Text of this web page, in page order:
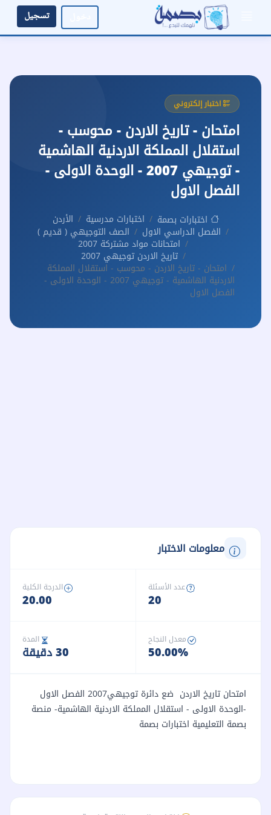
تسجيل
اختبار إلكتروني
امتحان - تاريخ الاردن - محوسب -
استقلال المملكة الاردنية الهاشمية
- توجيهي 2007 - الوحدة الاولى -
الفصل الاول
اختبارات بصمة اختبارات مدرسية
الأردن
الفصل الدراسي الاول
الصف التوجيهي ( قديم )
امتحانات مواد مشتركة 2007
تاريخ الاردن توجيهي 2007
امتحان - تاريخ الاردن - محوسب - استقلال المملكة
الاردنية الهاشمية - توجيهي 2007 - الوحدة الاولى -
الفصل الاول
معلومات الاختبار
عدد الأسئلة
20
الدرجة الكلية
20.00
معدل النجاح
50.00%
المدة
30 دقيقة
امتحان تاريخ الاردن ضع دائرة توجيهي2007 الفصل الاول
-الوحدة الاولى - استقلال المملكة الاردنية الهاشمية- منصة
بصمة التعليمية اختبارات بصمة